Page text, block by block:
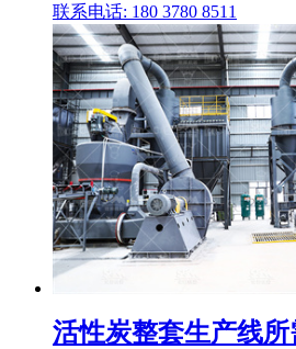
联系电话: 180 3780 8511
活性炭整套生产线